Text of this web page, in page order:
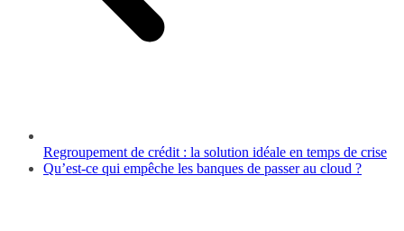
Regroupement de crédit : la solution idéale en temps de crise
Qu’est-ce qui empêche les banques de passer au cloud ?